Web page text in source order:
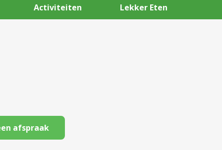
Activiteiten Lekker Eten
afspraak